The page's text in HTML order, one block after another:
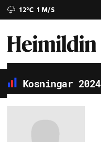
12°C 1 M/S
Kosningar 2024